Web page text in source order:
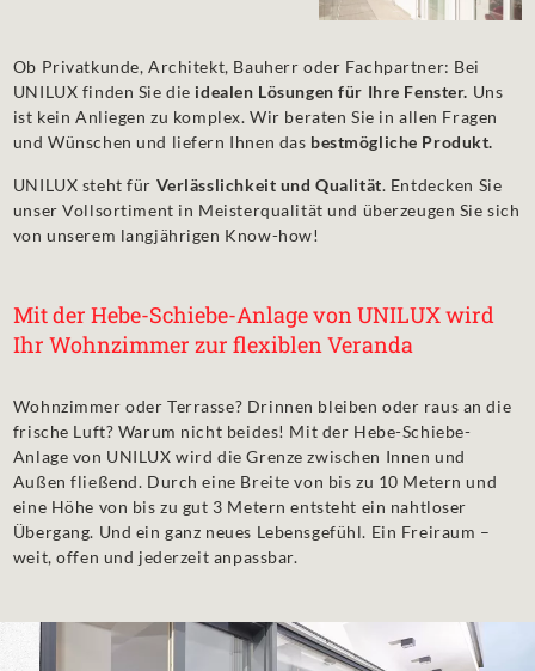
Ob Privatkunde, Architekt, Bauherr oder Fachpartner: Bei
UNILUX finden Sie die idealen Lösungen für Ihre Fenster. Uns
ist kein Anliegen zu komplex. Wir beraten Sie in allen Fragen
und Wünschen und liefern Ihnen das bestmögliche Produkt.
UNILUX steht für Verlässlichkeit und Qualität. Entdecken Sie
unser Vollsortiment in Meisterqualität und überzeugen Sie sich
von unserem langjährigen Know-how!
Mit der Hebe-Schiebe-Anlage von UNILUX wird
Ihr Wohnzimmer zur flexiblen Veranda
Wohnzimmer oder Terrasse? Drinnen bleiben oder raus an die
frische Luft? Warum nicht beides! Mit der Hebe-Schiebe-
Anlage von UNILUX wird die Grenze zwischen Innen und
Außen fließend. Durch eine Breite von bis zu 10 Metern und
eine Höhe von bis zu gut 3 Metern entsteht ein nahtloser
Übergang. Und ein ganz neues Lebensgefühl. Ein Freiraum –
weit, offen und jederzeit anpassbar.